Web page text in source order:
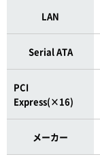
LAN
Serial ATA
PCI
Express(×16)
メーカー